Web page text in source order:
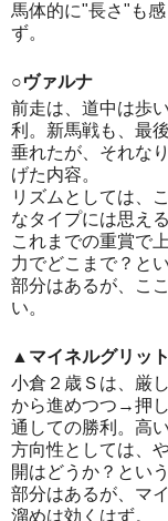
馬体的に"長さ"も
ず。
○ヴァルナ
前走は、道中は歩
利。新馬戦も、最
垂れたが、それな
げた内容。
リズムとしては、
なタイプには思える
これまでの重賞で
力でどこまで？と
部分はあるが、こ
い。
▲マイネルグリット
小倉２歳Ｓは、厳
から進めつつ→押し
通しての勝利。高
方向性としては、
開はどうか？という
部分はあるが、マ
溜めは効くはず。